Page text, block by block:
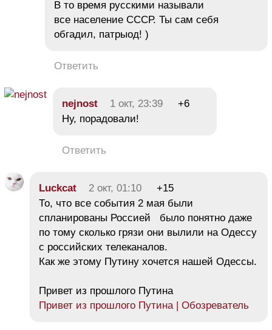
В то время русскими называли
все население СССР. Ты сам себя
обгадил, патрыод! )
Ответить
nejnost 1 окт, 23:39
+6
Ну, порадовали!
Ответить
Luckcat 2 окт, 01:10
+15
То, что все события 2 мая были
спланированы Россией было понятно даже
по тому сколько грязи они вылили на Одессу
с российских телеканалов.
Как же этому Путину хочется нашей Одессы.
Привет из прошлого Путина
Привет из прошлого Путина | Обозреватель